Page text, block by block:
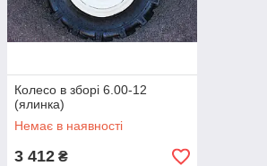
Колесо в зборі 6.00-12
(ялинка)
Немає в наявності
3 412 ₴